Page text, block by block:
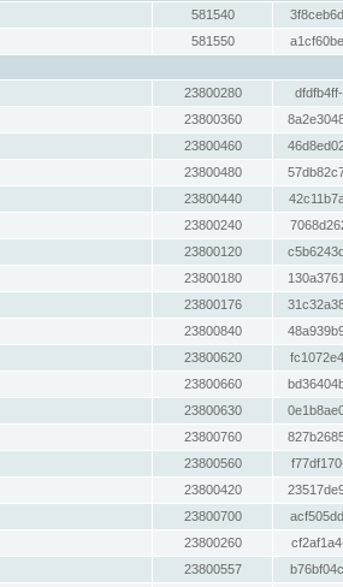
581540
581550
23800280
23800360
23800460
23800480
23800440
23800240
23800120
23800180
23800176
23800840
23800620
23800660
23800630
23800760
23800560
23800420
23800700
23800260
23800557